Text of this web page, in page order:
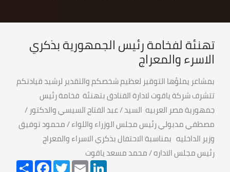
تهنئة لفخامة رئيس الجمهورية بذكري
الاسرء والمعراج
بمشاعر يملؤها التوقير لعظيم شخصكم والتقدير لرشيد قيادتكم
تتشرف شركة ياقوت لادارة الفنادق بتهنئة فخامة رئيس
جمهورية مصر العربيه السيد / عبد الفتاح السيسي والدكتور /
مصطفي مدبولي رئيس مجلس الوزراء واللواء / محمود توفيق
وزير الداخليه بمناسبة الاحتفال بذكري الاسراء والمعراج
رئيس مجلس الاداره / محمد مسعد ياقوت
Share
FacebookTwitterEmailLinkedIn